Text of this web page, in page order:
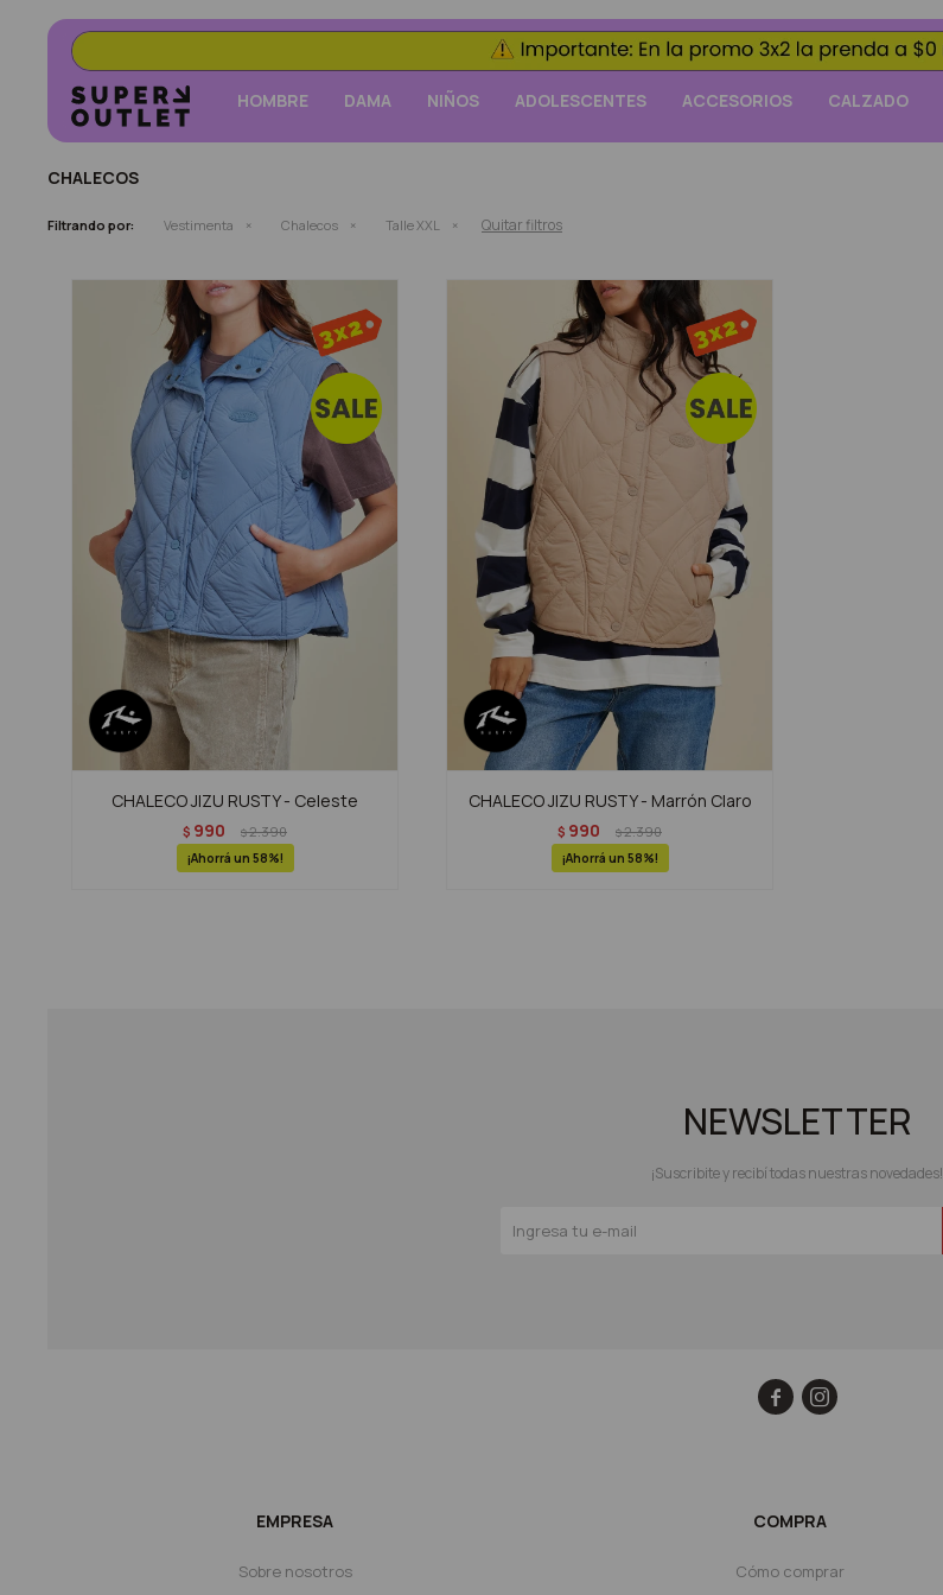
HOMBRE DAMA NIÑOS ADOLESCENTES ACCESORIOS CALZADO
CHALECOS
Filtrando por: Vestimenta Chalecos Talle XXL Quitar filtros
CHALECO JIZU RUSTY - Celeste
$ 990 $2.390
58
CHALECO JIZU RUSTY - Marrón Claro
$ 990 $2.390
58
EMPRESA
Sobre nosotros
COMPRA
Cómo comprar
NEWSLETTER
¡Suscribite y recibí todas nuestras novedades!
 